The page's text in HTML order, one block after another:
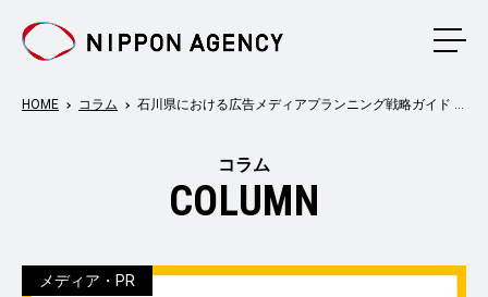
メニ
HOME コラム 石川県における広告メディアプランニング戦略ガイド 【2026年版】
コラム
COLUMN
メディア・PR